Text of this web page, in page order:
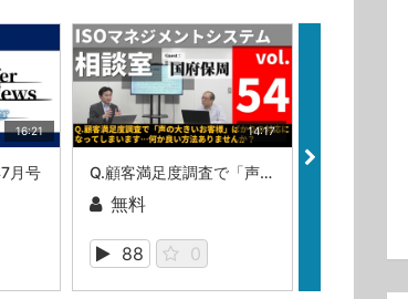
16:21
月号
14:17
Q.顧客満足度調査で「声の大きいお客様」ばかりの対応になってしまいます…何か良い方法ありませんか？（ISOマネジメントシステム相談室・第54回）
無料
88 0